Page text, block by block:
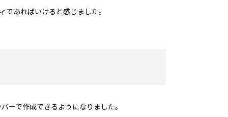
あればいけると感じました。
ーで作成できるようになりました。